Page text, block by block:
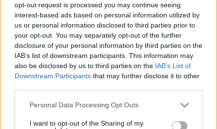
opt-out request is processed you may continue seeing
interest-based ads based on personal information utilized by
us or personal information disclosed to third parties prior to
your opt-out. You may separately opt-out of the further
disclosure of your personal information by third parties on the
IAB’s list of downstream participants. This information may
also be disclosed by us to third parties on the IAB’s List of
Downstream Participants that may further disclose it to other
Please note that this website/app uses one or more Google
not limited to your visit or usage behaviour. You may click to
Personal Data Processing Opt Outs
I want to opt-out of the Sharing of my